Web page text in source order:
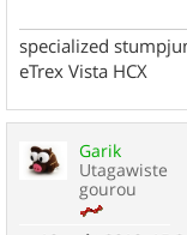
specialized
eTrex Vista HCX
Garik
Utagawiste
gourou